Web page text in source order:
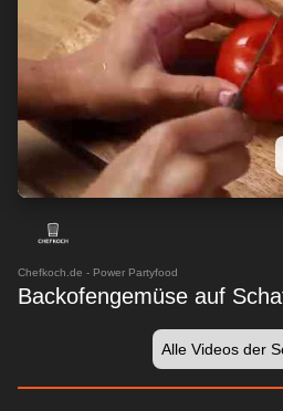
Chefkoch.de - Power Partyfood
Backofengemüse auf
Alle Videos der